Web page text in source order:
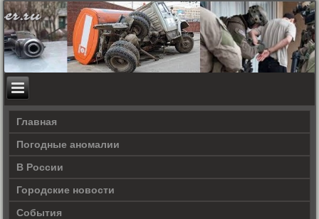
Главная
Погодные аномалии
В России
Городские новости
События